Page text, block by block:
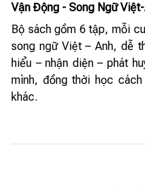
Vận Động - Song Ngữ
Bộ sách gồm 6 tập, mỗi
song ngữ Việt – Anh, dễ
hiểu – nhận diện – phát
mình, đồng thời học
khác.